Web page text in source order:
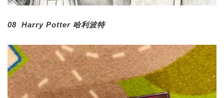
08 Harry Potter 哈利波特